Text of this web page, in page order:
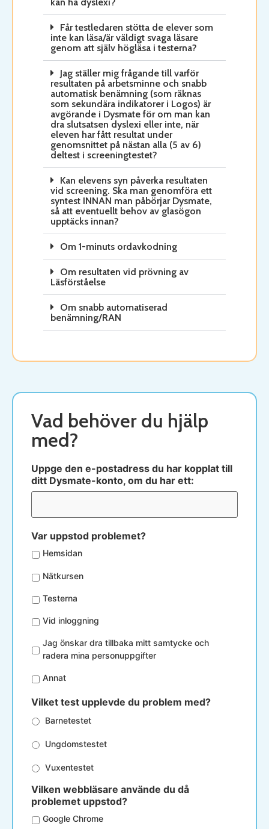
Får testledaren stötta de elever som
inte kan läsa/är väldigt svaga läsare
genom att själv högläsa i testerna?
Jag ställer mig frågande till varför
resultaten på arbetsminne och snabb
automatisk benämning (som räknas
som sekundära indikatorer i Logos) är
avgörande i Dysmate för om man kan
dra slutsatsen dyslexi eller inte, när
eleven har fått resultat under
genomsnittet på nästan alla (5 av 6)
deltest i screeningtestet?
Kan elevens syn påverka resultaten
vid screening. Ska man genomföra ett
syntest INNAN man påbörjar Dysmate,
så att eventuellt behov av glasögon
upptäcks innan?
Om 1-minuts ordavkodning
Om resultaten vid prövning av
Läsförståelse
Om snabb automatiserad
benämning/RAN
Vad behöver du hjälp
med?
Uppge den e-postadress du har kopplat till
ditt Dysmate-konto, om du har ett:
Var uppstod problemet?
Hemsidan
Nätkursen
Testerna
Vid inloggning
Jag önskar dra tillbaka mitt samtycke och
radera mina personuppgifter
Annat
Vilket test upplevde du problem med?
Barnetestet
Ungdomstestet
Vuxentestet
Vilken webbläsare använde du då
problemet uppstod?
Google Chrome